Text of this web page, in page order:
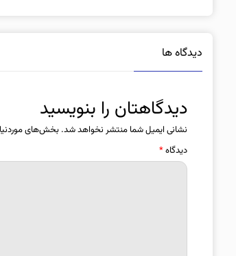
دیدگاه ها
دیدگاهتان را بنویسید
نشانی ایمیل شما منتشر نخواهد شد. بخش‌های
دیدگاه*